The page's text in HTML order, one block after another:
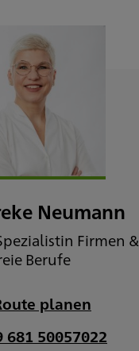
Neumann
Firmen &
Berufe
planen
681 50057022